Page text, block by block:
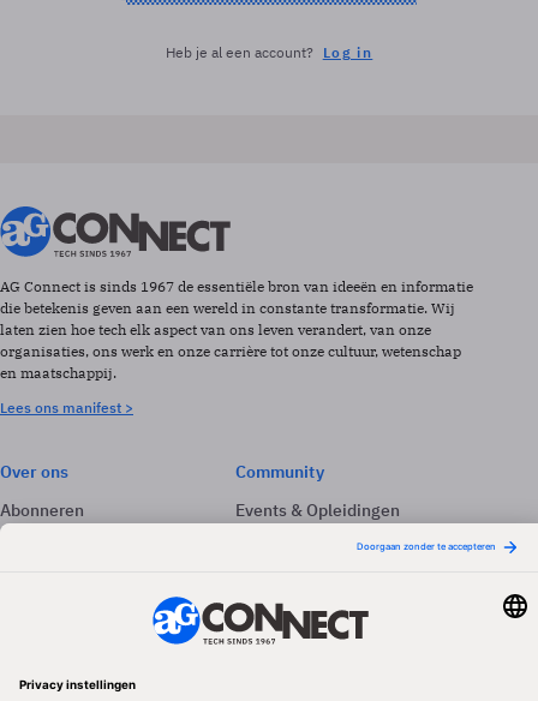
Heb je al een account? Log in
AG Connect is sinds 1967 de essentiële bron van ideeën en informatie
die betekenis geven aan een wereld in constante transformatie. Wij
laten zien hoe tech elk aspect van ons leven verandert, van onze
organisaties, ons werk en onze carrière tot onze cultuur, wetenschap
en maatschappij.
Lees ons manifest >
Over ons
Abonneren
Adverteren
Community
Events & Opleidingen
Volg ons